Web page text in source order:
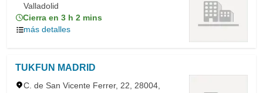
Valladolid
Cierra en 3 h 2 mins
más detalles
TUKFUN MADRID
C. de San Vicente Ferrer, 22, 28004,